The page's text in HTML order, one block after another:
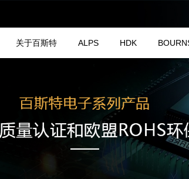
关于百斯特 ALPS HDK